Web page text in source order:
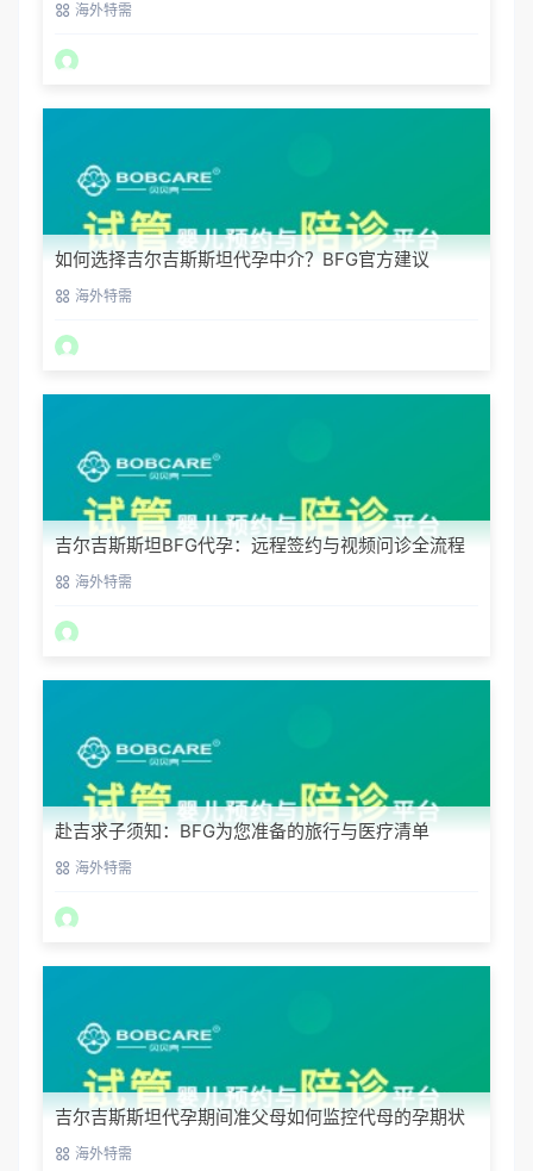
海外特需
如何选择吉尔吉斯斯坦代孕中介？BFG官方建议
海外特需
吉尔吉斯斯坦BFG代孕：远程签约与视频问诊全流程
海外特需
赴吉求子须知：BFG为您准备的旅行与医疗清单
海外特需
吉尔吉斯斯坦代孕期间准父母如何监控代母的孕期状
态？海外特需